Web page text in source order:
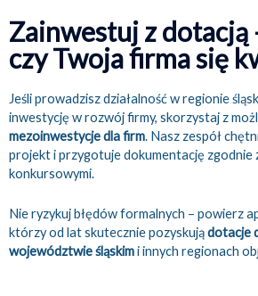
Zainwestuj z dotacją
czy Twoja firma się
Jeśli prowadzisz działalność w regionie
inwestycję w rozwój firmy, skorzystaj z
mezoinwestycje dla firm. Nasz zespół
projekt i przygotuje dokumentację zgodnie
konkursowymi.
Nie ryzykuj błędów formalnych – powierz
którzy od lat skutecznie pozyskujądotacje
województwie śląskimi innych regionach